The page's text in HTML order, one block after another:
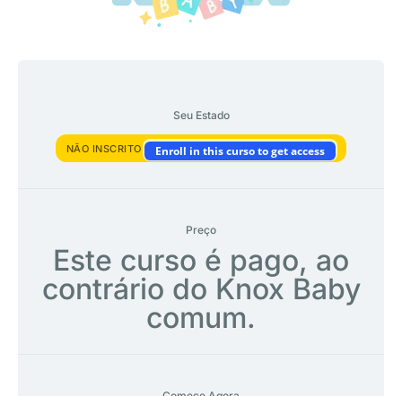
Seu Estado
NÃO INSCRITO Enroll in this curso to get access
Preço
Este curso é pago, ao
contrário do Knox Baby
comum.